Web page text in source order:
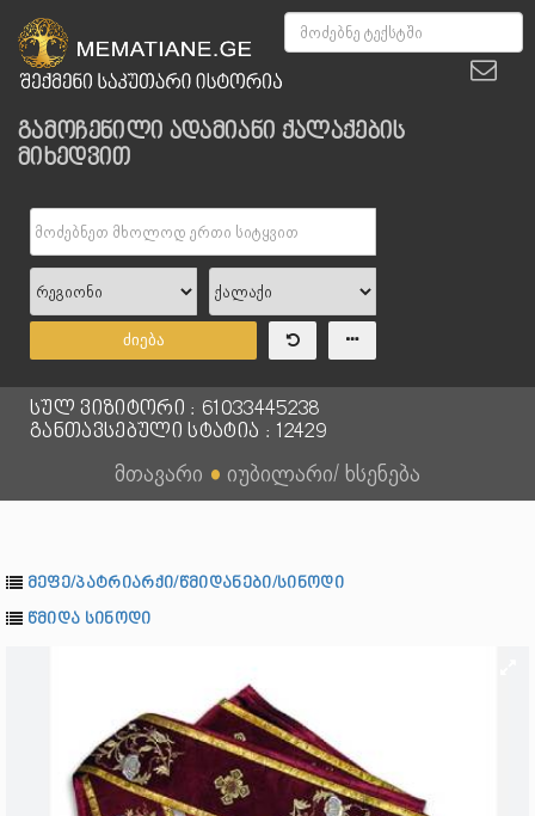
გამოჩენილი ადამიანი ქალაქების
მიხედვით
ძიება
სულ ვიზიტორი : 61033445238
განთავსებული სტატია : 12429
მთავარი ● იუბილარი/ ხსენება
მეფე/პატრიარქი/წმიდანები/სინოდი
წმიდა სინოდი